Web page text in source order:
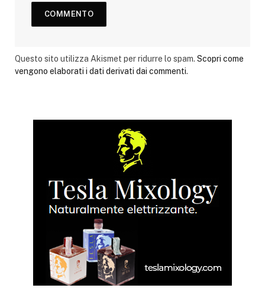
Questo sito utilizza Akismet per ridurre lo spam. Scopri come
vengono elaborati i dati derivati dai commenti.